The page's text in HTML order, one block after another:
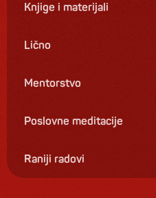
Knjige i materijali
Lično
Mentorstvo
Poslovne meditacije
Raniji radovi